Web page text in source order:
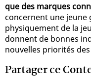
que des marques
concernent une jeune
physiquement de la
donnent de bonnes
nouvelles priorités
Partager ce